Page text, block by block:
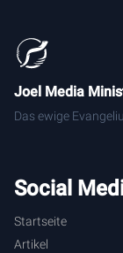
Joel Media
Das ewige
Social
Startseite
Artikel